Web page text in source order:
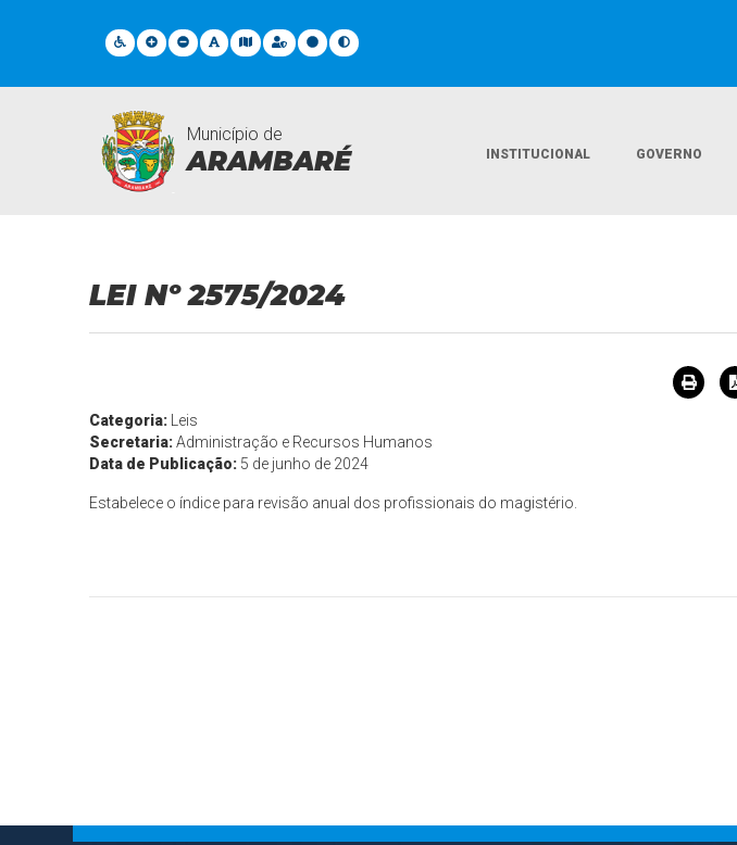
Município de
ARAMBARÉ INSTITUCIONAL GOVERNO
Legislações
LEI Nº 2575/2024
Categoria:
Leis
Secretaria:Administração e Recursos Humanos
Data de Publicação: 5 de junho de 2024
Estabelece o índice para revisão anual dos profissionais do magistério.